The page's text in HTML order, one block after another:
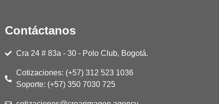
o
g
r
m
e
Contáctanos
Cra 24 # 83a - 30 - Polo Club, Bogotá.
Cotizaciones: (+57) 312 523 1036
Soporte: (+57) 350 7030 725